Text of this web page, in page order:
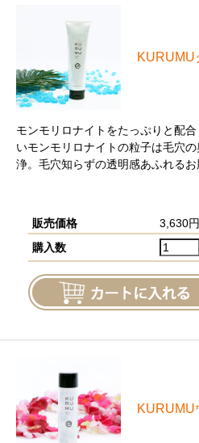
KURUMU
モンモリロナイトをたっぷりと配
いモンモリロナイトの粒子は毛穴
浄。毛穴知らずの透明感あふれるお
販売価格
3,630
購入数
KURUMU